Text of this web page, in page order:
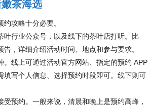
茶海选
攻略十分必要。
行业公众号，以及线下的茶叶店打听。比
，详细介绍活动时间、地点和参与要求。
线上可通过活动官方网站、指定的预约 APP
写个人信息、选择预约时段即可。线下则可
预约。一般来说，清晨和晚上是预约高峰，